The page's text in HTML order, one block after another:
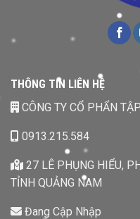
THÔNG TIN LIÊN HỆ
CÔNG TY CỔ PHẨN
0913.215.584
27 LÊ PHỤNG HIỂU,
TỈNH QUẢNG NAM
Đang Cập Nhập